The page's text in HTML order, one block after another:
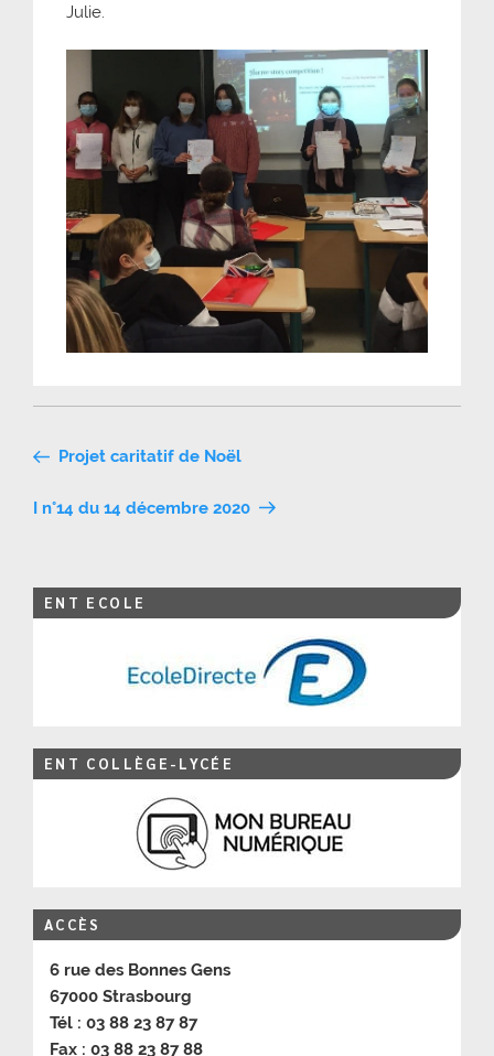
Julie.
Navigation
de
Projet caritatif de Noël
I n°14 du 14 décembre 2020
ENT ECOLE
ENT COLLÈGE-LYCÉE
ACCÈS
6 rue des Bonnes Gens
67000 Strasbourg
Tél : 03 88 23 87 87
Fax : 03 88 23 87 88